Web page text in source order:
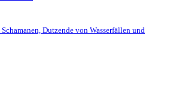
Dutzende von Wasserfällen und